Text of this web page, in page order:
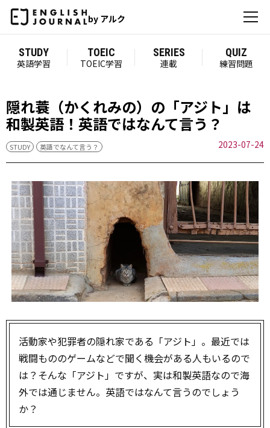
by アルク
STUDY
英語学習
TOEIC
TOEIC学習
SERIES
連載
QUIZ
練習問題
隠れ蓑（かくれみの）の「アジト」は
和製英語！英語ではなんて言う？
STUDY 英語でなんて言う？ 2023-07-24
活動家や犯罪者の隠れ家である「アジト」。最近では
戦闘もののゲームなどで聞く機会がある人もいるので
は？そんな「アジト」ですが、実は和製英語なので海
外では通じません。英語ではなんて言うのでしょう
か？